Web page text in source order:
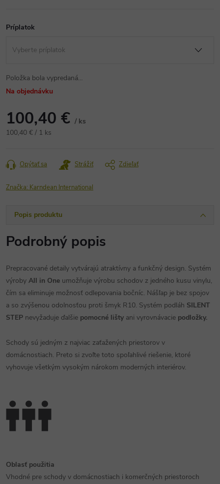
Príplatok
Položka bola vypredaná…
Na objednávku
100,40 € / ks
Jednotková
100,40 € / 1 ks
Opýtať sa Strážiť Zdieľať
Značka: Karndean International
Popis produktu
Podrobný popis
Prepracované detaily vytvárajú atraktívny a funkčný design. Systém
výroby All in One umožňuje výrobu schodov z jedného kusu vinylu,
čím sa eliminuje možnosť odlepovania bočníc. Nášľap je bez spojov
a so zvýšenou odolnosťou proti šmyk R10. Systém podláh SILENT
STEP nevyžaduje ďalšie pomocné lišty ani vyrovnávacie podložky.
Schody sú jedným z najviac zaťažených priestorov v
domácnostiach. Preto si zvoľte toto spoľahlivé riešenie, ktoré
vyhovuje všetkým vysokým nárokom moderných interiérov.
Oblasť použitia
Vhodné pre schody v domácnostiach i komerčných priestoroch